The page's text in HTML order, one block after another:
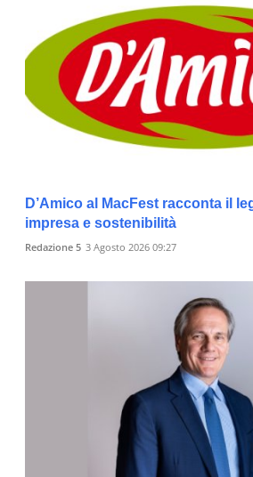
D’Amico al MacFest racconta il
impresa e sostenibilità
Redazione 5 3 Agosto 2026 09:27